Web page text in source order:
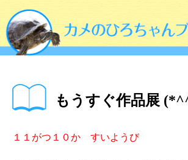
もうすぐ作品展
１１がつ１０か すいようび